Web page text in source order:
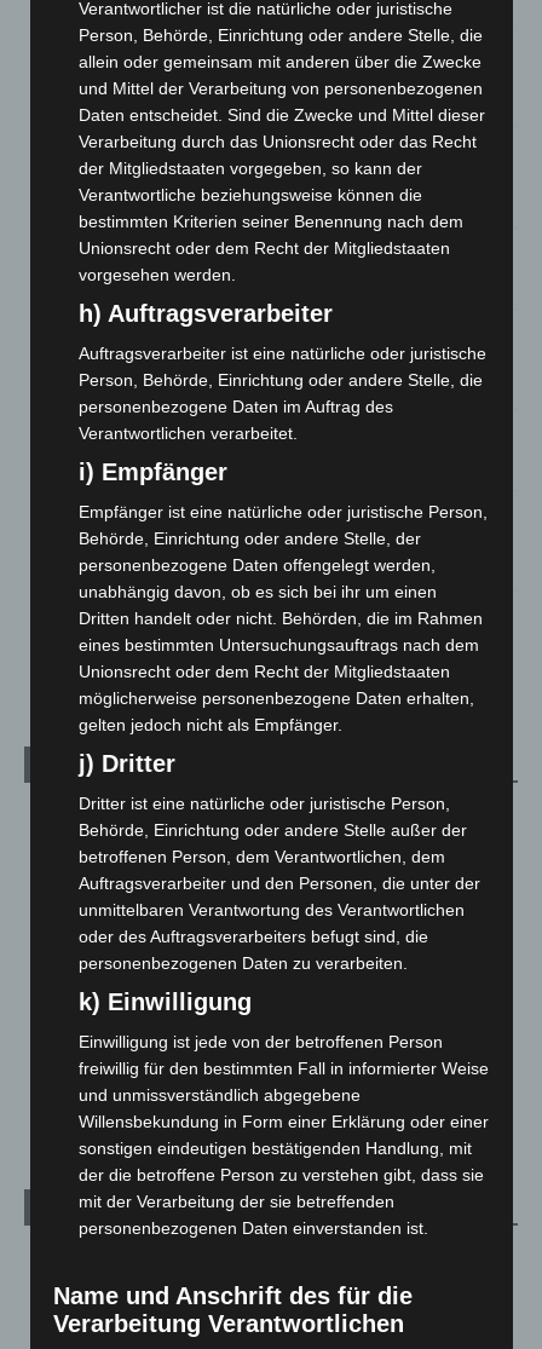
Region Hannover: 21 neue Notfallsanitäter starten beim
Mann läuft mit Hockeyschläger über A7 – Polizei sucht
Zeugen
5. August 2026
Celle: Mensch stirbt bei Bagger-Unfall auf Baustelle
5. August 2026
Gasleitung bei McDonald’s-Umbau in Langenhagen
beschädigt
5. August 2026
Anklage nach Abschaltung von „Archetyp Market“ erhoben
3. August 2026
Hannover: Polizei stoppt 166 Trunkenheitsfahrten bei
Großkontrolle
2. August 2026
Hannover Klassik Open Air 2026: Französische Oper im
Maschpark
2. August 2026
Kategorien
Blaulicht
Corona-News
Hannover und Region
5.035
Langenhagen und Ortsteile
Leserbriefe
Menschen
Über uns
Veranstaltungen
1.887
Archiv
Juli 2026(73)
Juni 2026 (139)
Verantwortlicher ist die natürliche oder juristische
Person, Behörde, Einrichtung oder andere Stelle, die
allein oder gemeinsam mit anderen über die Zwecke
und Mittel der Verarbeitung von personenbezogenen
Daten entscheidet. Sind die Zwecke und Mittel dieser
Verarbeitung durch das Unionsrecht oder das Recht
der Mitgliedstaaten vorgegeben, so kann der
Verantwortliche beziehungsweise können die
bestimmten Kriterien seiner Benennung nach dem
Unionsrecht oder dem Recht der Mitgliedstaaten
vorgesehen werden.
h) Auftragsverarbeiter
Auftragsverarbeiter ist eine natürliche oder juristische
Person, Behörde, Einrichtung oder andere Stelle, die
personenbezogene Daten im Auftrag des
Verantwortlichen verarbeitet.
i) Empfänger
Empfänger ist eine natürliche oder juristische Person,
Behörde, Einrichtung oder andere Stelle, der
personenbezogene Daten offengelegt werden,
unabhängig davon, ob es sich bei ihr um einen
Dritten handelt oder nicht. Behörden, die im Rahmen
eines bestimmten Untersuchungsauftrags nach dem
Unionsrecht oder dem Recht der Mitgliedstaaten
möglicherweise personenbezogene Daten erhalten,
gelten jedoch nicht als Empfänger.
j) Dritter
Dritter ist eine natürliche oder juristische Person,
Behörde, Einrichtung oder andere Stelle außer der
betroffenen Person, dem Verantwortlichen, dem
Auftragsverarbeiter und den Personen, die unter der
unmittelbaren Verantwortung des Verantwortlichen
oder des Auftragsverarbeiters befugt sind, die
personenbezogenen Daten zu verarbeiten.
k) Einwilligung
Einwilligung ist jede von der betroffenen Person
freiwillig für den bestimmten Fall in informierter Weise
und unmissverständlich abgegebene
Willensbekundung in Form einer Erklärung oder einer
sonstigen eindeutigen bestätigenden Handlung, mit
der die betroffene Person zu verstehen gibt, dass sie
mit der Verarbeitung der sie betreffenden
personenbezogenen Daten einverstanden ist.
Name und Anschrift des für die
Verarbeitung Verantwortlichen